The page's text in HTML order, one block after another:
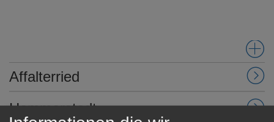
Affalterried
Hammerstadt